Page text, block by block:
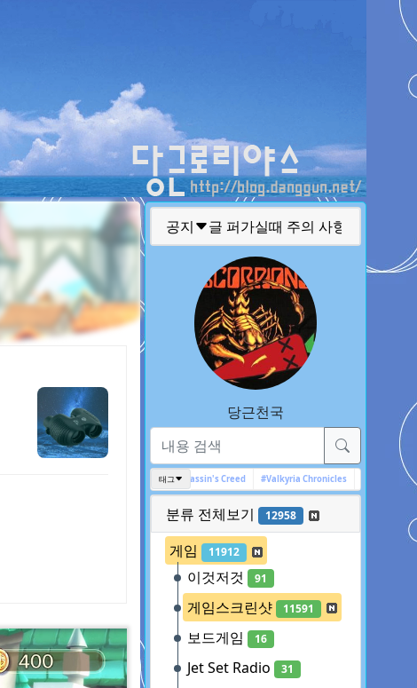
공지 글 퍼가실때 주의 사항
당근천국
태그
#Assassin's Creed #Valkyria Chronicles #어쎄신 크리드 #전장
분류 전체보기 12958
게임 11912
이것저것 91
게임스크린샷 11591
보드게임 16
Jet Set Radio 31